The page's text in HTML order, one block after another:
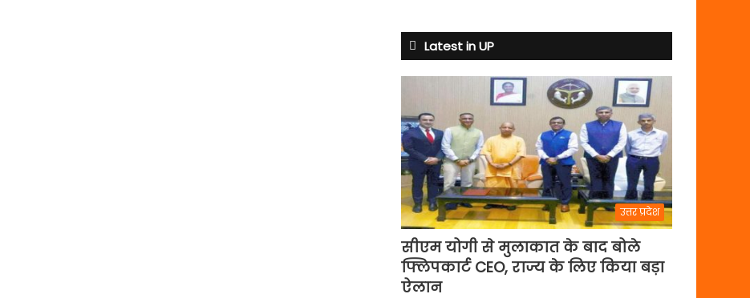
अभ्यास
मैच
में
बहाएगी
टीम
इंडिया
Latest in UP
उत्तर प्रदेश
सीएम योगी से मुलाकात के बाद बोले
फ्लिपकार्ट CEO, राज्य के लिए किया बड़ा
ऐलान